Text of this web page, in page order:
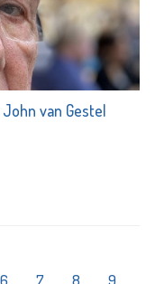
van Gestel
6 7 8
9